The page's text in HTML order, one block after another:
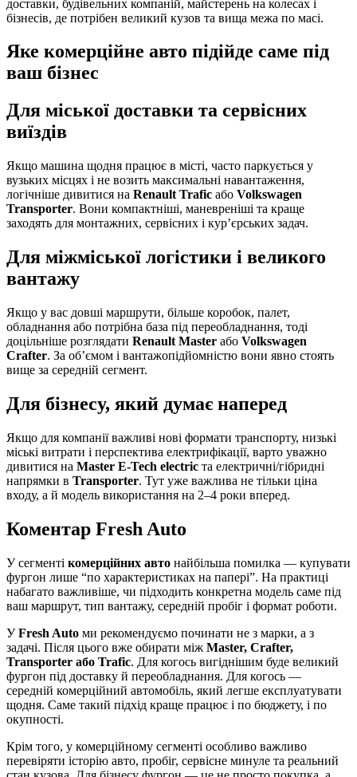
доставки, будівельних компаній, майстерень на колесах і
бізнесів, де потрібен великий кузов та вища межа по масі.
Яке комерційне авто підійде саме під
ваш бізнес
Для міської доставки та сервісних
виїздів
Якщо машина щодня працює в місті, часто паркується у
вузьких місцях і не возить максимальні навантаження,
логічніше дивитися на Renault Trafic або Volkswagen
Transporter. Вони компактніші, маневреніші та краще
заходять для монтажних, сервісних і кур’єрських задач.
Для міжміської логістики і великого
вантажу
Якщо у вас довші маршрути, більше коробок, палет,
обладнання або потрібна база під переобладнання, тоді
доцільніше розглядати Renault Master або Volkswagen
Crafter. За об’ємом і вантажопідйомністю вони явно стоять
вище за середній сегмент.
Для бізнесу, який думає наперед
Якщо для компанії важливі нові формати транспорту, низькі
міські витрати і перспектива електрифікації, варто уважно
дивитися на Master E-Tech electric та електричні/гібридні
напрямки в Transporter. Тут уже важлива не тільки ціна
входу, а й модель використання на 2–4 роки вперед.
Коментар Fresh Auto
У сегменті комерційних авто найбільша помилка — купувати
фургон лише “по характеристиках на папері”. На практиці
набагато важливіше, чи підходить конкретна модель саме під
ваш маршрут, тип вантажу, середній пробіг і формат роботи.
УFresh Auto ми рекомендуємо починати не з марки, а з
задачі. Після цього вже обирати між Master, Crafter,
Transporter або Trafic. Для когось вигіднішим буде великий
фургон під доставку й переобладнання. Для когось —
середній комерційний автомобіль, який легше експлуатувати
щодня. Саме такий підхід краще працює і по бюджету, і по
окупності.
Крім того, у комерційному сегменті особливо важливо
перевіряти історію авто, пробіг, сервісне минуле та реальний